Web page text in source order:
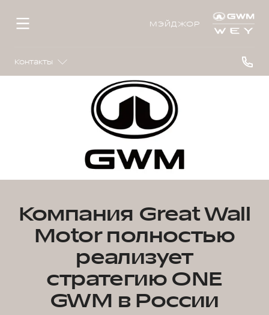
МЭЙДЖОР
Контакты
Компания Great Wall
Motor полностью
реализует
стратегию ONE
GWM в России